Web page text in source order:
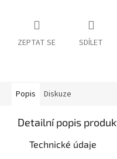
ZEPTAT SE SDÍLET
Popis Diskuze
Detailní popis
Technické údaje